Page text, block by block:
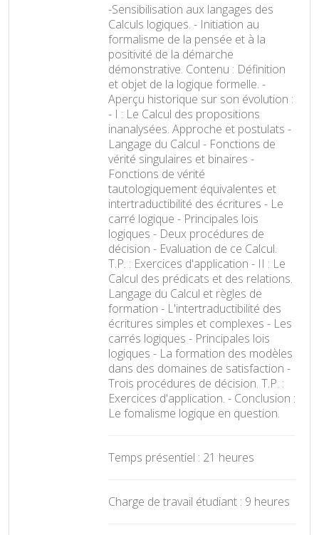
-Sensibilisation aux langages des
Calculs logiques. - Initiation au
formalisme de la pensée et à la
positivité de la démarche
démonstrative. Contenu : Définition
et objet de la logique formelle. -
Aperçu historique sur son évolution :
- I : Le Calcul des propositions
inanalysées. Approche et postulats -
Langage du Calcul - Fonctions de
vérité singulaires et binaires -
Fonctions de vérité
tautologiquement équivalentes et
intertraductibilité des écritures - Le
carré logique - Principales lois
logiques - Deux procédures de
décision - Evaluation de ce Calcul.
T.P. : Exercices d'application - II : Le
Calcul des prédicats et des relations.
Langage du Calcul et règles de
formation - L'intertraductibilité des
écritures simples et complexes - Les
carrés logiques - Principales lois
logiques - La formation des modèles
dans des domaines de satisfaction -
Trois procédures de décision. T.P. :
Exercices d'application. - Conclusion :
Le fomalisme logique en question.
Temps présentiel : 21 heures
Charge de travail étudiant : 9 heures